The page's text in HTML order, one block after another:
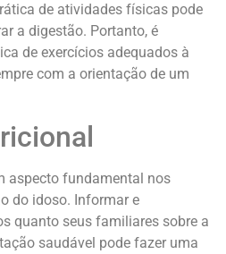
de atividades físicas pode
a digestão. Portanto, é
de exercícios adequados à
com a orientação de um
aspecto fundamental nos
do idoso. Informar e
quanto seus familiares sobre a
saudável pode fazer uma